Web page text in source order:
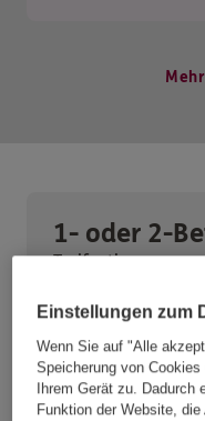
1- oder 2-
Tarifoption
1-Bett-
2-Bett-
Einstellungen zum
Wenn Sie auf "Alle
Speicherung von
Ihrem Gerät zu. Dadurch
Funktion der Website,